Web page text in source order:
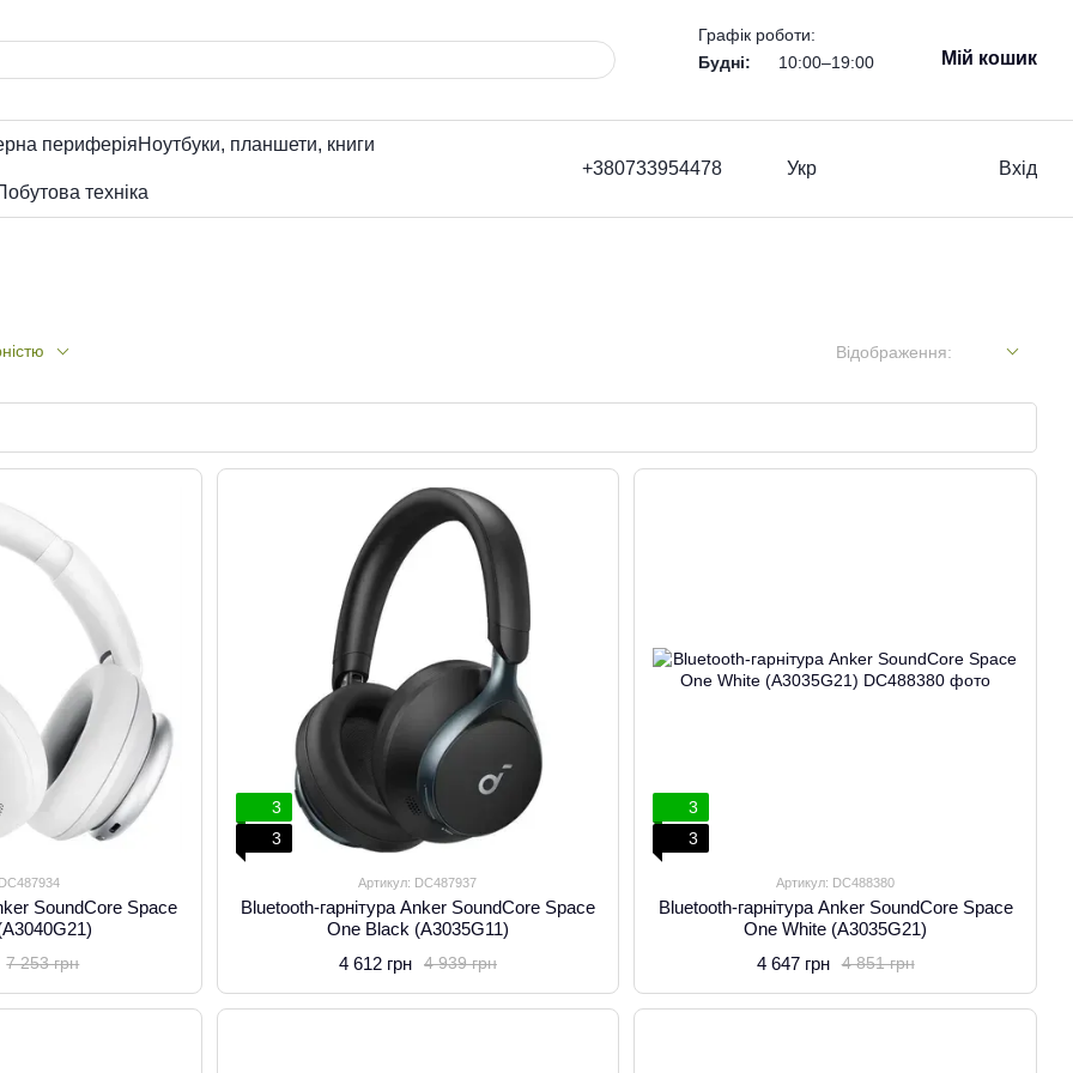
Графік роботи:
Будні:
10:00–19:00 Мій кошик
периферіяНоутбуки, планшети, книги
техніка
+380733954478 Укр Вхід
Відображення:
SoundCore Space
7 253 грн
3
3
Артикул: DC487937
Bluetooth-гарнітура Anker SoundCore Space
One Black (A3035G11)
4 939 грн
4 612 грн
3
3
Артикул: DC488380
Bluetooth-гарнітура Anker SoundCore Space
One White (A3035G21)
4 851 грн
4 647 грн